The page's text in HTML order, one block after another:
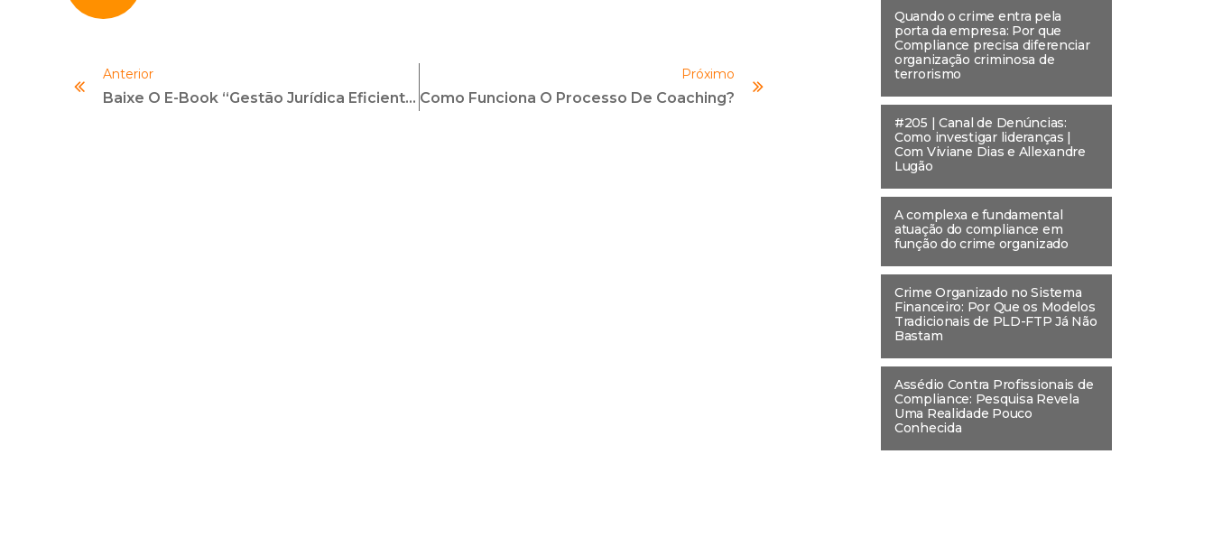
Anterior
Baixe O E-Book “Gestão Jurídica Eficiente Em 5 Passos”; Leia O Primeiro Capítulo
Próximo
Como Funciona O Processo De Coaching?
Quando o crime entra pela
porta da empresa: Por que
Compliance precisa diferenciar
organização criminosa de
terrorismo
#205 | Canal de Denúncias:
Como investigar lideranças |
Com Viviane Dias e Allexandre
Lugão
A complexa e fundamental
atuação do compliance em
função do crime organizado
Crime Organizado no Sistema
Financeiro: Por Que os Modelos
Tradicionais de PLD-FTP Já Não
Bastam
Assédio Contra Profissionais de
Compliance: Pesquisa Revela
Uma Realidade Pouco
Conhecida